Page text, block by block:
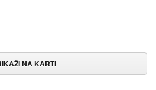
NA KARTI